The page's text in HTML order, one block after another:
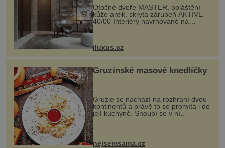
Otočné dveře MASTER, opláštění
kůže antik, skrytá zárubeň AKTIVE
40/00 Interiéry navrhované na
zakázku často vyžadují atypické
rozměry nejen nábytku, ale i
dnes umož...
iluxus.cz
Gruzínské masové knedlíčky
Gruzie se nachází na rozhraní dvou
kontinentů a právě to se promítá i do
její kuchyně. Snoubí se v ní
evropské a asijské chutě a díky tomu
pokrmy, které rozhodně st...
nejsemsama.cz